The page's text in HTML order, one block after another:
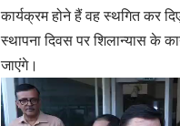
कार्यक्रम होने हैं वह स्थगित कर
स्थापना दिवस पर शिलान्यास के
जाएंगे।
Video
Player